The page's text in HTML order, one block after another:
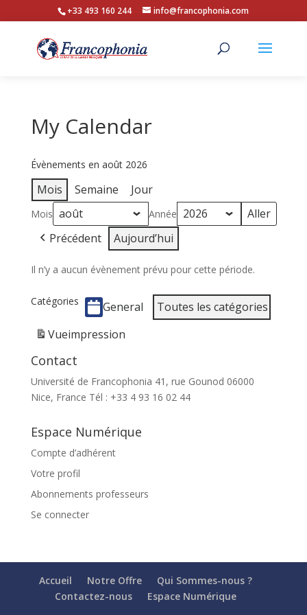
+33 493 160 244 info@francophonia.com
My Calendar
Évènements en août 2026
Mois Semaine Jour
Mois Année
Précédent Aujourd’hui
Il n’y a aucun évènement prévu pour cette période.
Catégories General
Toutes les catégories
Vueimpression
Contact
Université de Francophonia 41, rue Gounod 06000
Nice, France Tél : +33 4 93 16 02 44
Espace Numérique
Compte d’adhérent
Votre profil
Abonnements professeurs
Se connecter
Accueil Notre Offre
Qui Sommes-nous ?
Contactez-nous
Espace Numérique